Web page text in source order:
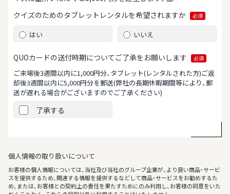
クイズのためのタブレット レンタルを希望されますか 必須
はい いいえ
QUOカードの送付時期について ご了承をお願いします 必須
ご来場後3週間以内に1,000円分、タブレット(レンタルされた方)ご返
却後3週間以内に5,000円分を郵送(弊社の長期休暇期間等により、郵
送が遅れる場合がございますのでご了承ください)
了承する
個人情報の取り扱いについて
お客様の個人情報については、当社及び当社のグループ企業が、より良い商品・サービ
スを提供するため、関連する情報を提供するなどして商品・サービスをお勧めするた
め、または、お客様との契約上の責任を果たすためにのみ利用し、お客様の同意をいた